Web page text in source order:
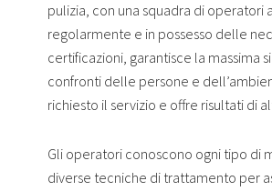
pulizia, con una squadra di operatori
regolarmente e in possesso delle
certificazioni, garantisce la massima
confronti delle persone e
richiesto il servizio e offre risultati di
Gli operatori conoscono ogni tipo di
diverse tecniche di trattamento per